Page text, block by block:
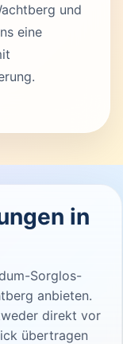
und
eine
in
Sorglos-
anbieten.
direkt vor
übertragen